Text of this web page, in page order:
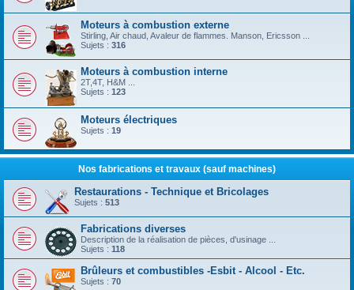
Moteurs à combustion externe
Stirling, Air chaud, Avaleur de flammes. Manson, Ericsson ...
Sujets : 316
Moteurs à combustion interne
2T,4T, H&M ...
Sujets : 123
Moteurs électriques
Sujets : 19
Nos fabrications et travaux (sauf machines)
Restaurations - Technique et Bricolages
Sujets : 513
Fabrications diverses
Description de la réalisation de pièces, d'usinage ...
Sujets : 118
Brûleurs et combustibles -Esbit - Alcool - Etc.
Sujets : 70